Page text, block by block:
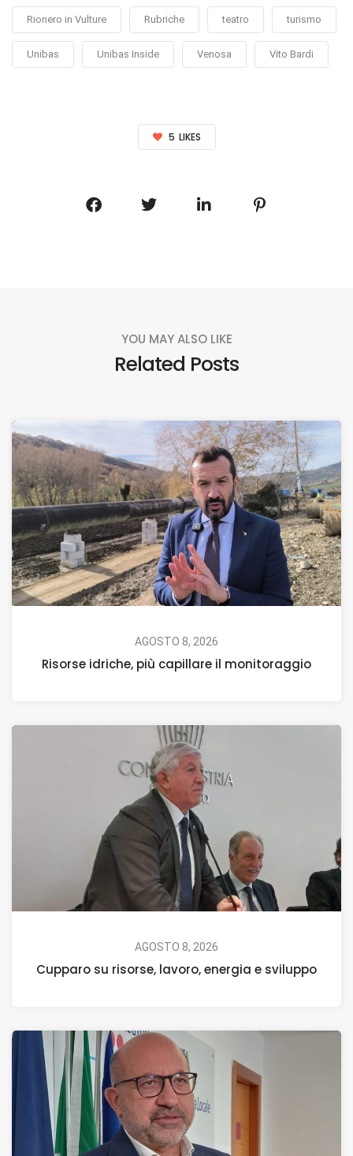
Rionero in Vulture Rubriche teatro turismo
Unibas Unibas Inside Venosa Vito Bardi
5 LIKES
YOU MAY ALSO LIKE
Related Posts
AGOSTO 8, 2026
Risorse idriche, più capillare il monitoraggio
AGOSTO 8, 2026
Cupparo su risorse, lavoro, energia e sviluppo